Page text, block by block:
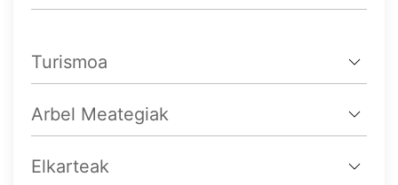
Turismoa
Arbel Meategiak
Elkarteak